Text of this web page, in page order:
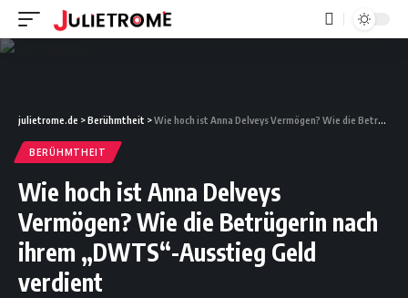
julietrome.de >Berühmtheit >Wie hoch ist Anna Delveys Vermögen? Wie die Betrügerin nach ihrem „DWTS“-Ausstieg Geld verdient
BERÜHMTHEIT
Wie hoch ist Anna Delveys
Vermögen? Wie die Betrügerin nach
ihrem „DWTS“-Ausstieg Geld
verdient